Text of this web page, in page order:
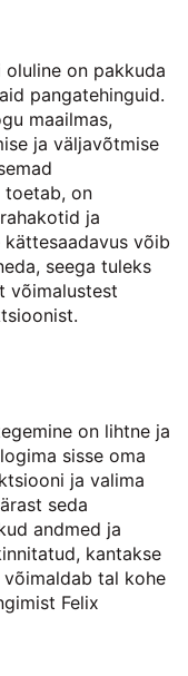
oluline on pakkuda
pangatehinguid.
maailmas,
ja väljavõtmise
toetab, on
ja
võib
seega tuleks
võimalustest
on lihtne ja
sisse oma
ja valima
seda
andmed ja
kantakse
tal kohe
Felix